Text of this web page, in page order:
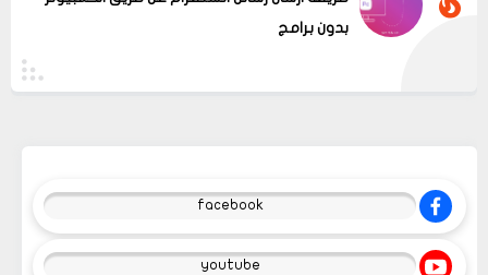
بدون برامج
facebook
youtube